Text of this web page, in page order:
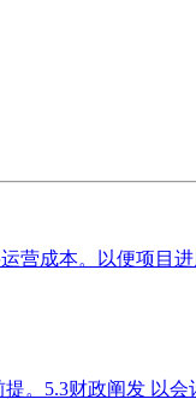
营成本。以便项目
。5.3财政阐发 以